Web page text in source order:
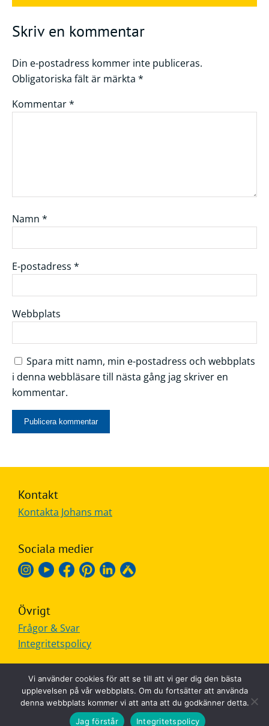
Skriv en kommentar
Din e-postadress kommer inte publiceras.
Obligatoriska fält är märkta *
Kommentar*
Namn *
E-postadress *
Webbplats
Spara mitt namn, min e-postadress och webbplats
i denna webbläsare till nästa gång jag skriver en
kommentar.
Kontakt
Kontakta Johans mat
Sociala medier
Övrigt
Frågor & Svar
Integritetspolicy
MADE IN SWEDEN
Vi använder cookies för att se till att vi ger dig den bästa
upplevelsen på vår webbplats. Om du fortsätter att använda
denna webbplats kommer vi att anta att du godkänner detta.
Jag förstår
Integritetspolicy